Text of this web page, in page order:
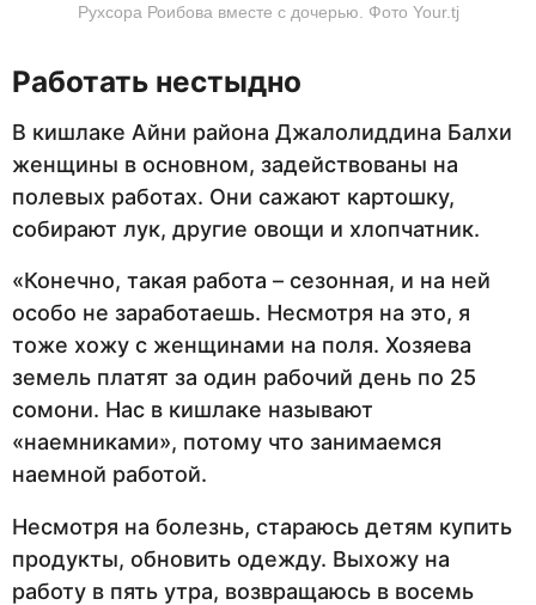
Рухсора Роибова вместе с дочерью. Фото Your.tj
Работать нестыдно
В кишлаке Айни района Джалолиддина Балхи
женщины в основном, задействованы на
полевых работах. Они сажают картошку,
собирают лук, другие овощи и хлопчатник.
«Конечно, такая работа – сезонная, и на ней
особо не заработаешь. Несмотря на это, я
тоже хожу с женщинами на поля. Хозяева
земель платят за один рабочий день по 25
сомони. Нас в кишлаке называют
«наемниками», потому что занимаемся
наемной работой.
Несмотря на болезнь, стараюсь детям купить
продукты, обновить одежду. Выхожу на
работу в пять утра, возвращаюсь в восемь